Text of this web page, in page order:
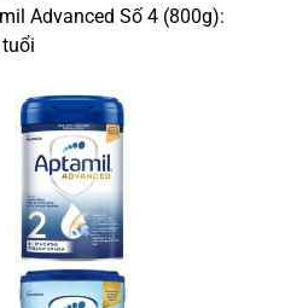
Advanced Số 4 (800g):